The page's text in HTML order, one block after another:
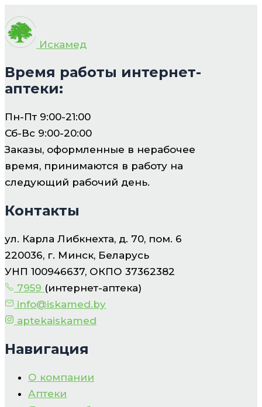
Искамед
Время работы интернет-
аптеки:
Пн-Пт 9:00-21:00
Сб-Вс 9:00-20:00
Заказы, оформленные в нерабочее
время, принимаются в работу на
следующий рабочий день.
Контакты
ул. Карла Либкнехта, д. 70, пом. 6
220036, г. Минск, Беларусь
УНП 100946637, ОКПО 37362382
7959 (интернет-аптека)
info@iskamed.by
aptekaiskamed
Навигация
О компании
Аптеки